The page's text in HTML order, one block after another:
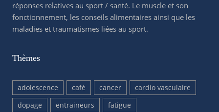
réponses relatives au sport / santé. Le muscle et son
fonctionnement, les conseils alimentaires ainsi que les
maladies et traumatismes liées au sport.
Thèmes
adolescence café cancer
cardio vasculaire
dopage
entraineurs
fatigue